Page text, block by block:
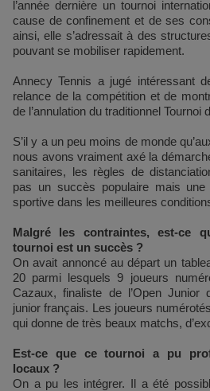
l’année dernière un tournoi
cause de confinement et de ses
ainsi, elle s’adressait à des
pouvant se mobiliser rapidement.
Annecy Tennis a jugé intéressant
relance de la compétition et de
de l’annulation du traditionnel Tournoi
S’il y a un peu moins de monde
nous avons vraiment axé la
sanitaires, les règles de
pas un succès populaire mais
sportive dans les meilleures
Malgré les contraintes, est-ce
tournoi est un succès ?
On avait annoncé au départ un
20 parmi lesquels 9 joueurs
Cazaux, finaliste de l’Open Junior
junior français. Les joueurs
qui donne de très beaux matchs,
Est-ce que ce tournoi a pu
locaux ?
On a pu les intégrer. Il a été